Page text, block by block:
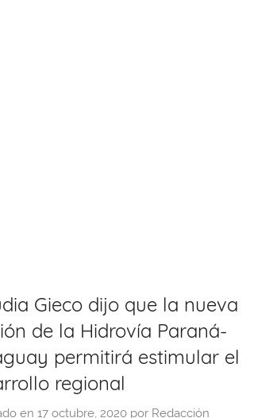
Gieco dijo que la nueva
de la Hidrovía Paraná-
permitirá estimular el
regional
en17 octubre, 2020 por Redacción